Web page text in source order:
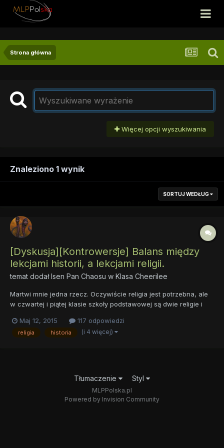
Strona główna
Więcej opcji wyszukiwania
Znaleziono 1 wynik
SORTUJ WEDŁUG
[Dyskusja][Kontrowersje] Balans między
lekcjami historii, a lekcjami religii.
temat dodałIsen Pan Chaosu w Klasa Cheerilee
Martwi mnie jedna rzecz. Oczywiście religia jest potrzebna, ale
w czwartej i piątej klasie szkoły podstawowej są dwie religie i
na ten temat Wy macie.
Maj 12, 2015 117 odpowiedzi
religia historia (i 4 więcej)
Tłumaczenie Styl
MLPPolska.pl
Powered by Invision Community